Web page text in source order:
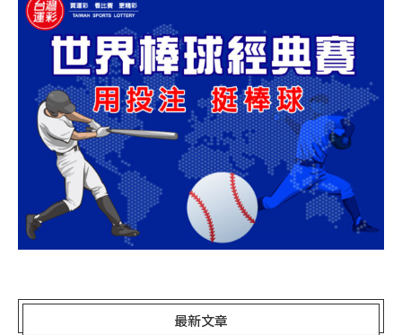
最新文章